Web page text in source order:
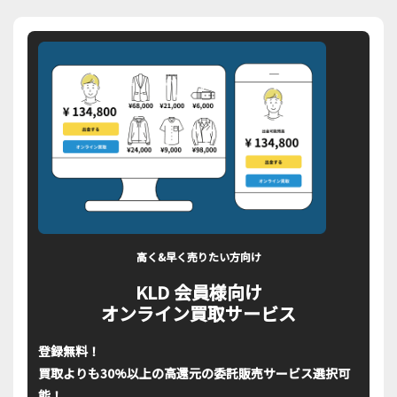
高く&早く売りたい方向け
KLD 会員様向け
オンライン買取サービス
登録無料！
買取よりも30%以上の高還元の委託販売サービス選択可